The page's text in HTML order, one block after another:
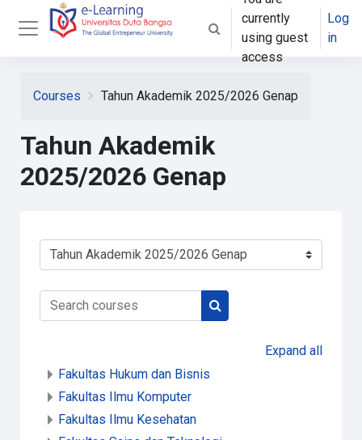
Skip to main content
Toggle search input
currently
using guest
access
Log
in
Courses Tahun Akademik 2025/2026 Genap
Tahun Akademik
2025/2026 Genap
Course categories
Search courses
Search courses
Expand all
Fakultas Hukum dan Bisnis
Fakultas Ilmu Komputer
Fakultas Ilmu Kesehatan